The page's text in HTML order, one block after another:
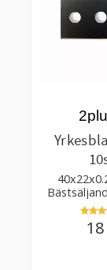
för att
filt, 18